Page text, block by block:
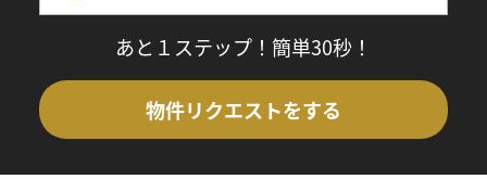
あと１ステップ！簡単30秒！
物件リクエストをする